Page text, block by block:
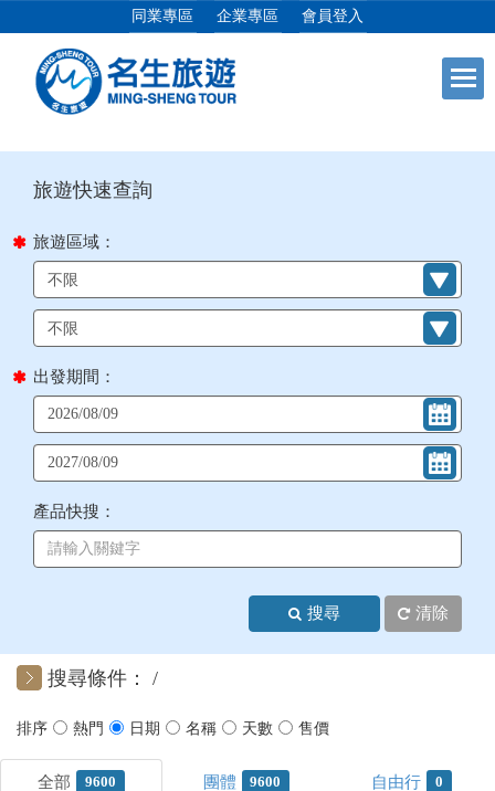
同業專區 企業專區 會員登入
日本專館 +
郵輪假期
海島假期 +
韓國
東南亞 +
美加紐澳 +
+
客製化行程
目前位置： 首頁 列表
旅遊區域：
出發期間：
產品快搜：
搜尋 清除
搜尋條件：
9600 9600 0